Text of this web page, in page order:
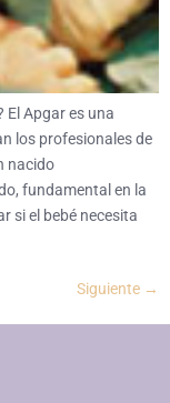
El Apgar es una
los profesionales de
nacido
fundamental en la
si el bebé necesita
Siguiente →